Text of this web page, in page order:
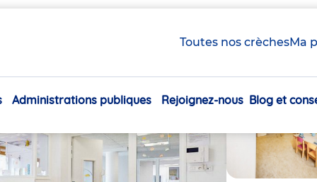
Toutes nos crèchesMa
Navigation
Administrations publiques Rejoignez-nous Blog et